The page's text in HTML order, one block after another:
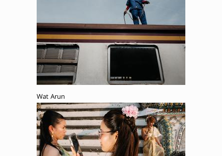
Wat Arun